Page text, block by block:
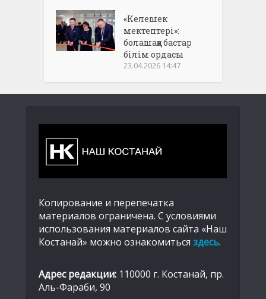
«Келешек
мектептері»:
болашаққа бастар
білім ордасы
23.04.2026 14:47
Копирование и перепечатка
материалов ограничена. С условиями
использования материалов сайта «Наш
Костанай» можно ознакомиться здесь.
Адрес редакции: 110000 г. Костанай, пр.
Аль-Фараби, 90